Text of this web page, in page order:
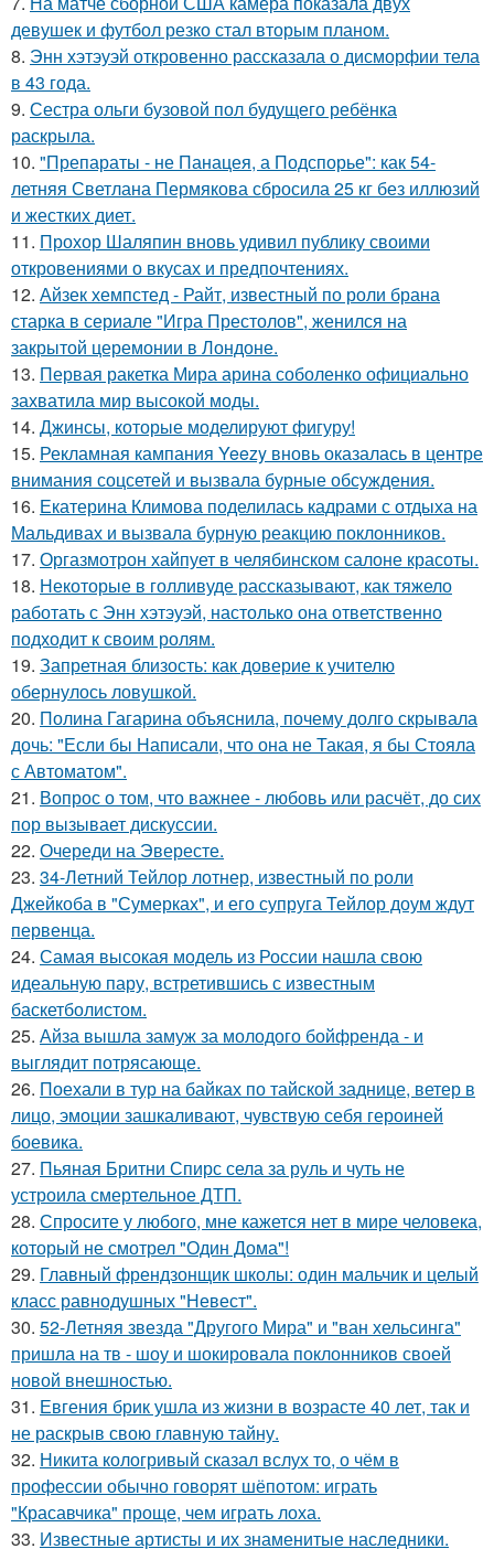
девушек и футбол резко стал вторым планом.
8. Энн хэтэуэй откровенно рассказала о дисморфии тела
в 43 года.
9. Сестра ольги бузовой пол будущего ребёнка
раскрыла.
10. "Препараты - не Панацея, а Подспорье": как 54-
летняя Светлана Пермякова сбросила 25 кг без иллюзий
и жестких диет.
11. Прохор Шаляпин вновь удивил публику своими
откровениями о вкусах и предпочтениях.
12. Айзек хемпстед - Райт, известный по роли брана
старка в сериале "Игра Престолов", женился на
закрытой церемонии в Лондоне.
13. Первая ракетка Мира арина соболенко официально
захватила мир высокой моды.
14. Джинсы, которые моделируют фигуру!
15. Рекламная кампания Yeezy вновь оказалась в центре
внимания соцсетей и вызвала бурные обсуждения.
16. Екатерина Климова поделилась кадрами с отдыха на
Мальдивах и вызвала бурную реакцию поклонников.
17. Оргазмотрон хайпует в челябинском салоне красоты.
18. Некоторые в голливуде рассказывают, как тяжело
работать с Энн хэтэуэй, настолько она ответственно
подходит к своим ролям.
19. Запретная близость: как доверие к учителю
обернулось ловушкой.
20. Полина Гагарина объяснила, почему долго скрывала
дочь: "Если бы Написали, что она не Такая, я бы Стояла
с Автоматом".
21. Вопрос о том, что важнее - любовь или расчёт, до сих
пор вызывает дискуссии.
22. Очереди на Эвересте.
23. 34-Летний Тейлор лотнер, известный по роли
Джейкоба в "Сумерках", и его супруга Тейлор доум ждут
первенца.
24. Самая высокая модель из России нашла свою
идеальную пару, встретившись с известным
баскетболистом.
25. Айза вышла замуж за молодого бойфренда - и
выглядит потрясающе.
26. Поехали в тур на байках по тайской заднице, ветер в
лицо, эмоции зашкаливают, чувствую себя героиней
боевика.
27. Пьяная Бритни Спирс села за руль и чуть не
устроила смертельное ДТП.
28. Спросите у любого, мне кажется нет в мире человека,
который не смотрел "Один Дома"!
29. Главный френдзонщик школы: один мальчик и целый
класс равнодушных "Невест".
30. 52-Летняя звезда "Другого Мира" и "ван хельсинга"
пришла на тв - шоу и шокировала поклонников своей
новой внешностью.
31. Евгения брик ушла из жизни в возрасте 40 лет, так и
не раскрыв свою главную тайну.
32. Никита кологривый сказал вслух то, о чём в
профессии обычно говорят шёпотом: играть
"Красавчика" проще, чем играть лоха.
33. Известные артисты и их знаменитые наследники.